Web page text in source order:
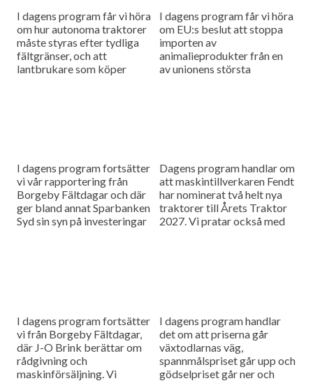
I dagens program får vi höra
om hur autonoma traktorer
måste styras efter tydliga
fältgränser, och att
lantbrukare som köper
I dagens program får vi höra
om EU:s beslut att stoppa
importen av
animalieprodukter från en
av unionens största
I dagens program fortsätter
vi vår rapportering från
Borgeby Fältdagar och där
ger bland annat Sparbanken
Syd sin syn på investeringar
Dagens program handlar om
att maskintillverkaren Fendt
har nominerat två helt nya
traktorer till Årets Traktor
2027. Vi pratar också med
I dagens program fortsätter
vi från Borgeby Fältdagar,
där J-O Brink berättar om
rådgivning och
maskinförsäljning. Vi
I dagens program handlar
det om att priserna går
växtodlarnas väg,
spannmålspriset går upp och
gödselpriset går ner och